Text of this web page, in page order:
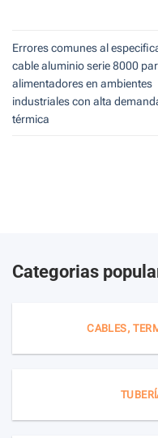
Errores comunes al
cable aluminio serie 8000
alimentadores en ambientes
industriales con alta
térmica
Categorias
CABLES,